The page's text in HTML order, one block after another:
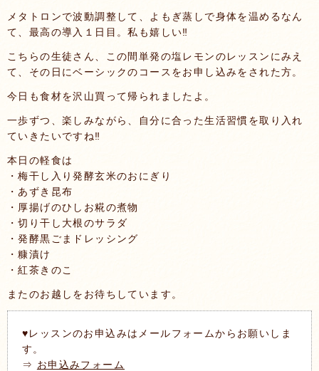
メタトロンで波動調整して、よもぎ蒸しで身体を温めるなん
て、最高の導入１日目。私も嬉しい‼️
こちらの生徒さん、この間単発の塩レモンのレッスンにみえ
て、その日にベーシックのコースをお申し込みをされた方。
今日も食材を沢山買って帰られましたよ。
一歩ずつ、楽しみながら、自分に合った生活習慣を取り入れ
ていきたいですね‼️
本日の軽食は
・梅干し入り発酵玄米のおにぎり
・あずき昆布
・厚揚げのひしお糀の煮物
・切り干し大根のサラダ
・発酵黒ごまドレッシング
・糠漬け
・紅茶きのこ
またのお越しをお待ちしています。
♥レッスンのお申込みはメールフォームからお願いしま
す。
⇒ お申込みフォーム